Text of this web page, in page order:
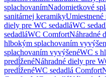
splachovanímNadomietkové
sanitárnej keramiky
diely pre WC sedadláWC
sedadláWC ComfortNáhradné
hlbokým splachovaním
splachovaním vyvýšenéWC s
predĺženéNáhradné diely pre
predĺženéWC sedadlá Comfort